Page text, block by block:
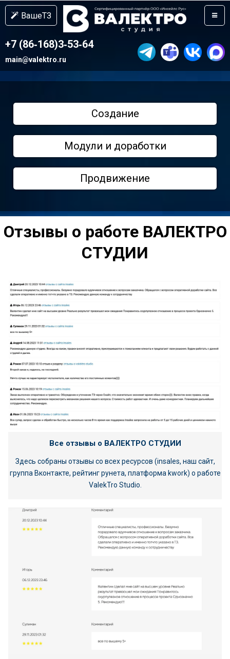
ВашеТЗ
+7 (86‐168)3‐53‐64
main@valektro.ru
Создание
Модули и доработки
Продвижение
Отзывы о работе ВАЛЕКТРО
СТУДИИ
Все отзывы о ВАЛЕКТРО СТУДИИ
Здесь собраны отзывы со всех ресурсов (insales, наш сайт,
группа Вконтакте, рейтинг рунета, платформа kwork) о работе
ValekTro Studio.